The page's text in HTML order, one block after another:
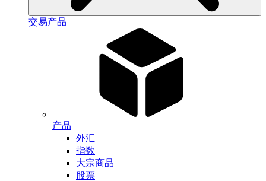
交易产品
产品
外汇
指数
大宗商品
股票